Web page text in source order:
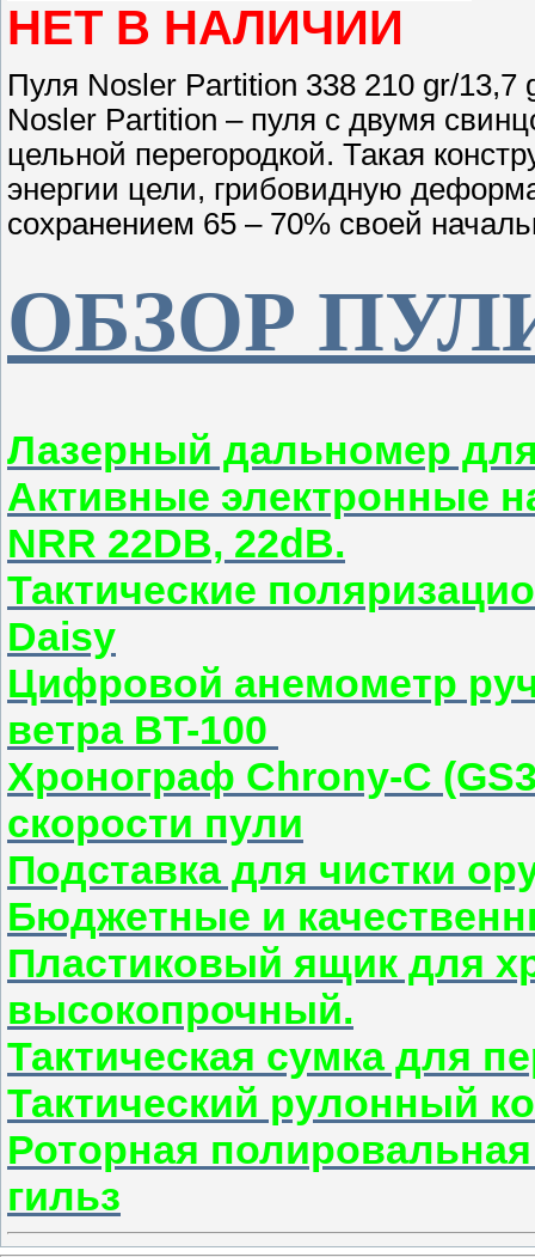
НЕТ В НАЛИЧИИ
Пуля Nosler Partition 338 210 gr/13,7
Nosler Partition – пуля с двумя
цельной перегородкой. Такая
энергии цели, грибовидную
сохранением 65 – 70% своей
ОБЗОР
Лазерный дальномер
Активные электронные
NRR 22DB, 22dB.
Тактические
Daisy
Цифровой анемометр
ветра BT-100
Хронограф Chrony-C
скорости пули
Подставка для чистки
Бюджетные и
Пластиковый ящик для
высокопрочный.
Тактическая сумка для
Тактический рулонный
Роторная
гильз